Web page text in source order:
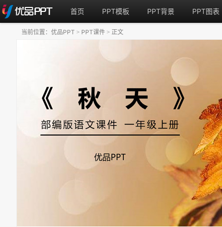
首页 PPT模板 PPT背景 PPT图表
当前位置： 优品PPT > PPT课件 > 正文